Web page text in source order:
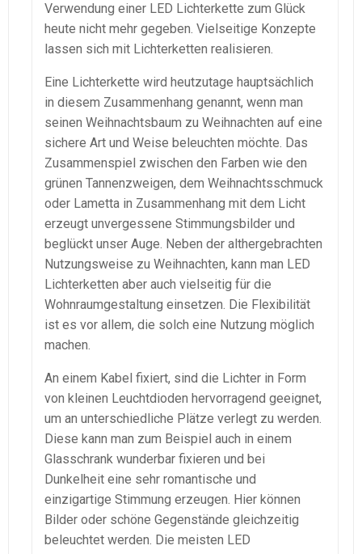
Verwendung einer LED Lichterkette zum Glück
heute nicht mehr gegeben. Vielseitige Konzepte
lassen sich mit Lichterketten realisieren.
Eine Lichterkette wird heutzutage hauptsächlich
in diesem Zusammenhang genannt, wenn man
seinen Weihnachtsbaum zu Weihnachten auf eine
sichere Art und Weise beleuchten möchte. Das
Zusammenspiel zwischen den Farben wie den
grünen Tannenzweigen, dem Weihnachtsschmuck
oder Lametta in Zusammenhang mit dem Licht
erzeugt unvergessene Stimmungsbilder und
beglückt unser Auge. Neben der althergebrachten
Nutzungsweise zu Weihnachten, kann man LED
Lichterketten aber auch vielseitig für die
Wohnraumgestaltung einsetzen. Die Flexibilität
ist es vor allem, die solch eine Nutzung möglich
machen.
An einem Kabel fixiert, sind die Lichter in Form
von kleinen Leuchtdioden hervorragend geeignet,
um an unterschiedliche Plätze verlegt zu werden.
Diese kann man zum Beispiel auch in einem
Glasschrank wunderbar fixieren und bei
Dunkelheit eine sehr romantische und
einzigartige Stimmung erzeugen. Hier können
Bilder oder schöne Gegenstände gleichzeitig
beleuchtet werden. Die meisten LED